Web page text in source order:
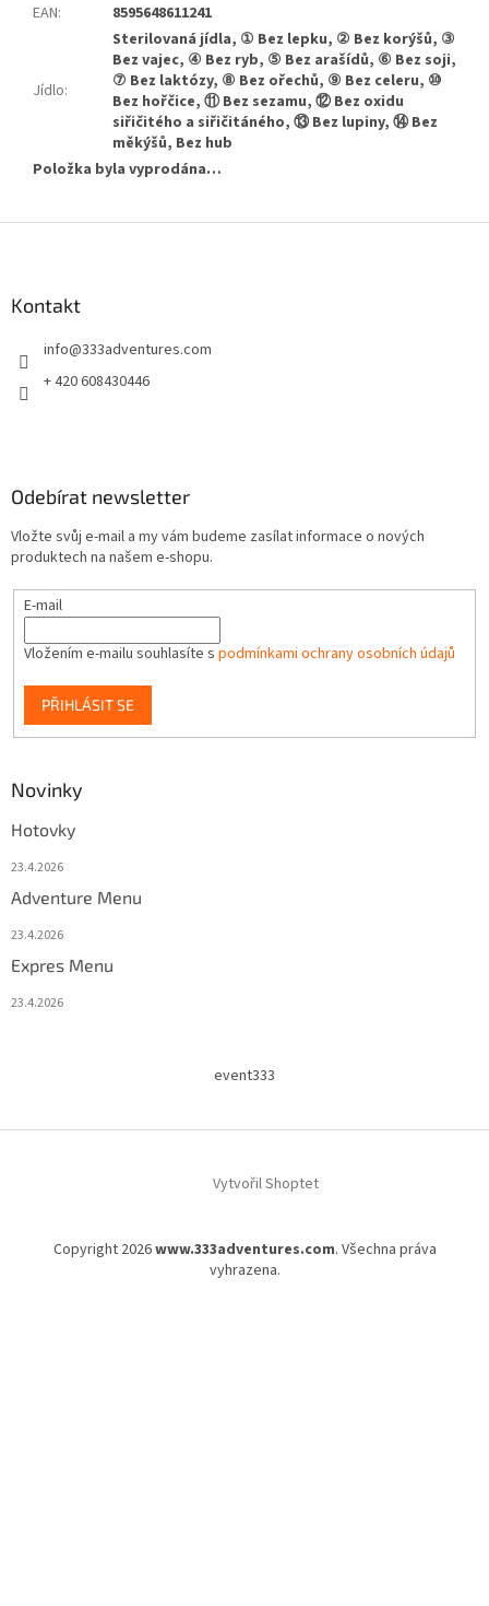
EAN: 8595648611241
Jídlo:
Sterilovaná jídla, ① Bez lepku, ② Bez korýšů, ③
Bez vajec, ④ Bez ryb, ⑤ Bez arašídů, ⑥ Bez soji,
⑦ Bez laktózy, ⑧ Bez ořechů, ⑨ Bez celeru, ⑩
Bez hořčice, ⑪ Bez sezamu, ⑫ Bez oxidu
siřičitého a siřičitáného, ⑬ Bez lupiny, ⑭ Bez
měkýšů, Bez hub
Položka byla vyprodána…
Kontakt
info@333adventures.com
+ 420 608430446
Odebírat newsletter
Vložte svůj e-mail a my vám budeme zasílat informace o nových
produktech na našem e-shopu.
E-mail
Vložením e-mailu souhlasíte s podmínkami ochrany osobních údajů
PŘIHLÁSIT SE
Novinky
Hotovky
23.4.2026
Adventure Menu
23.4.2026
Expres Menu
23.4.2026
event333
Vytvořil Shoptet
Copyright 2026www.333adventures.com. Všechna práva
vyhrazena.